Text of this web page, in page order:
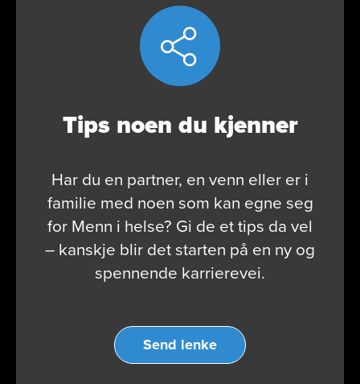
Tips noen du kjenner
Har du en partner, en venn eller er i
familie med noen som kan egne seg
for Menn i helse? Gi de et tips da vel
– kanskje blir det starten på en ny og
spennende karrierevei.
Send lenke